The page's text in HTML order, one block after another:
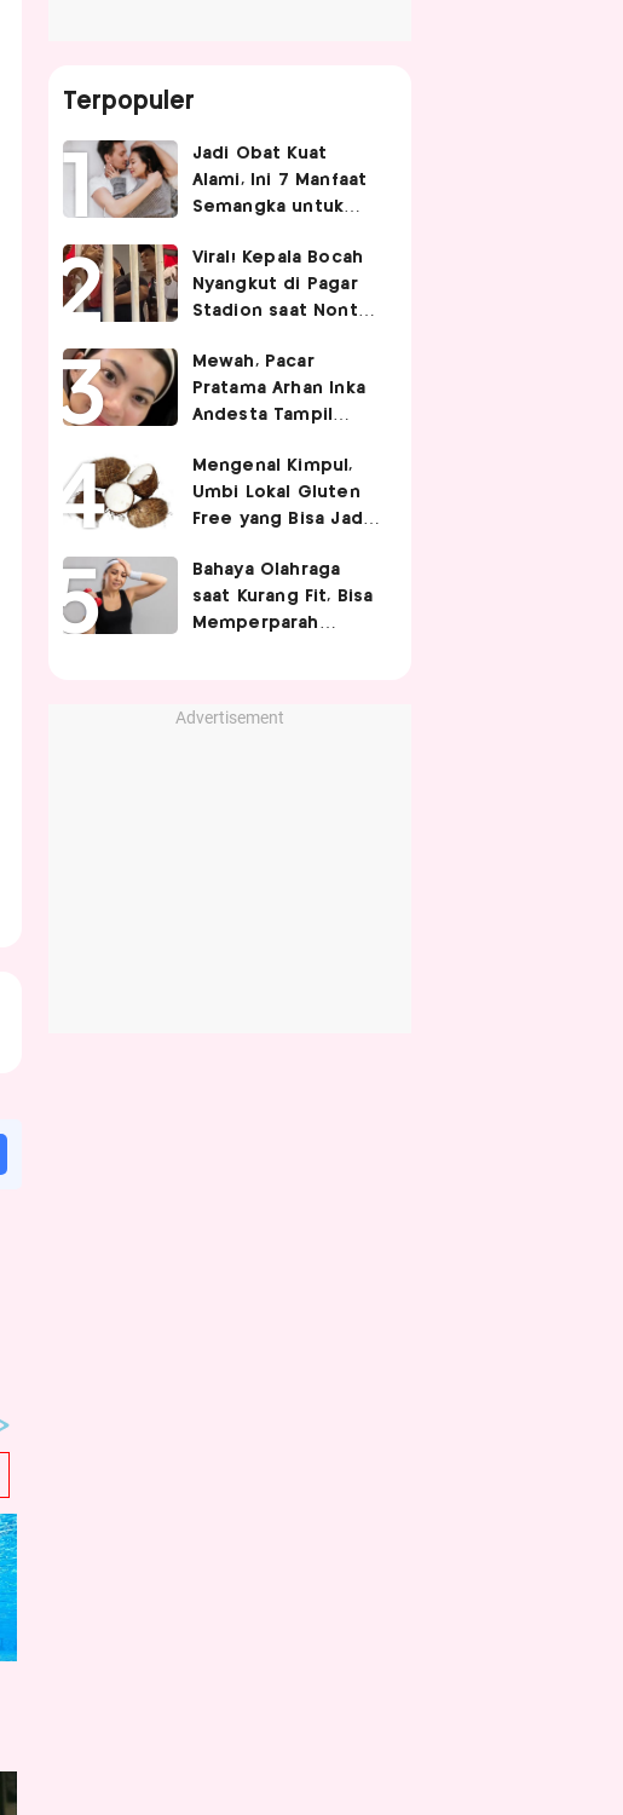
Terpopuler
Jadi Obat Kuat
Alami, Ini 7 Manfaat
Semangka untuk
Viral! Kepala Bocah
Nyangkut di Pagar
Stadion saat Nonton
Endingnya Kocak
Mewah, Pacar
Pratama Arhan Inka
Andesta Tampil
Pakai Bando Rp10
Juta
Mengenal Kimpul,
Umbi Lokal Gluten
Free yang Bisa Jadi
Bahaya Olahraga
saat Kurang Fit, Bisa
Memperparah
Advertisement